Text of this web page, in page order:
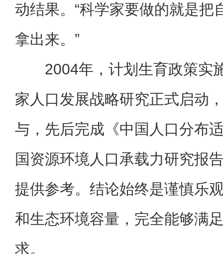
动结果。“科学家要做的就是把
拿出来。”
2004年，计划生育政策实
家人口发展战略研究正式启动
与，先后完成《中国人口分布
国资源环境人口承载力研究报
提供参考。结论始终是谨慎乐
和生态环境容量，完全能够满
求。